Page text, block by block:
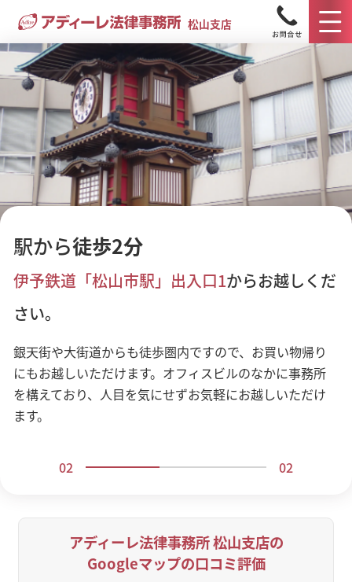
松山支店
松山市で法律相談をするなら
アディーレ法律事務所 松山支店へ
当事務所は皆さまにとって「身近な」法律事務所を目指
ぜひお気軽にご相談ください。
駅から徒歩2分
伊予鉄道「松山市駅」出入口1からお越しくだ
さい。
銀天街や大街道からも徒歩圏内ですので、お買い物帰り
にもお越しいただけます。オフィスビルのなかに事務所
を構えており、人目を気にせずお気軽にお越しいただけ
ます。
02 02
アディーレ法律事務所 松山支店の
Googleマップの口コミ評価